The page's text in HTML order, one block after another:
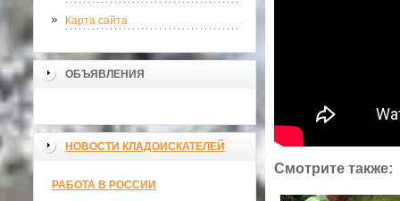
Карта сайта
ОБЪЯВЛЕНИЯ
НОВОСТИ КЛАДОИСКАТЕЛЕЙ
РАБОТА В РОССИИ
Смотрите также: